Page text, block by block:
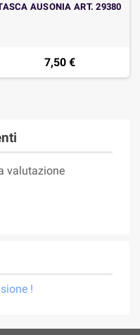
AUSONIA ART. 29380
7,50 €
valutazione
!